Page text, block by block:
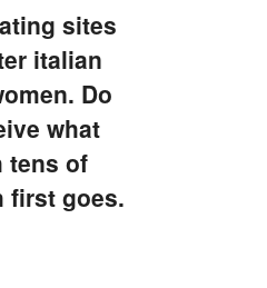
sites
italian
Do
what
tens of
first goes.